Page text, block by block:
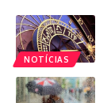
NOTÍCIAS